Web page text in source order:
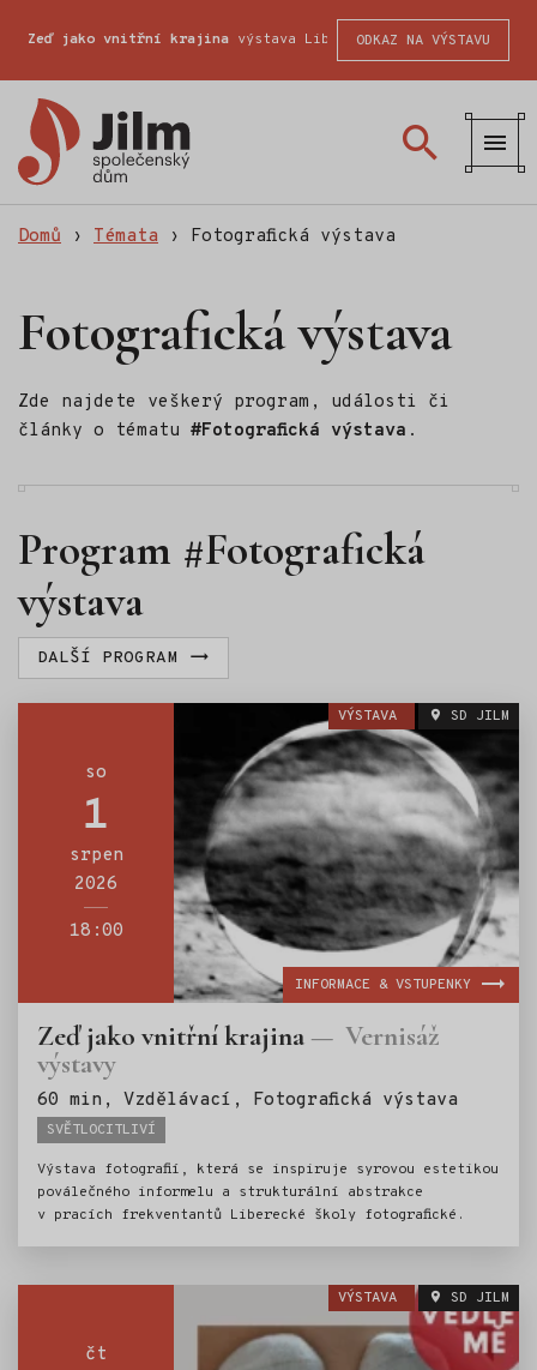
Zeď jako vnitřní krajina výstava Liberecké školy fotografické
ODKAZ NA VÝSTAVU
Domů › Témata › Fotografická výstava
Fotografická výstava
Zde najdete veškerý program, události či
články o tématu #Fotografická výstava .
Program #Fotografická
výstava
DALŠÍ PROGRAM
so
1
srpen
2026
18:00
VÝSTAVA SD JILM
Zeď jako vnitřní krajina Vernisáž
výstavy
60 min, Vzdělávací, Fotografická výstava
SVĚTLOCITLIVÍ
Výstava fotografií, která se inspiruje syrovou estetikou
poválečného informelu a strukturální abstrakce
v pracích frekventantů Liberecké školy fotografické.
INFORMACE & VSTUPENKY
čt
VÝSTAVA SD JILM